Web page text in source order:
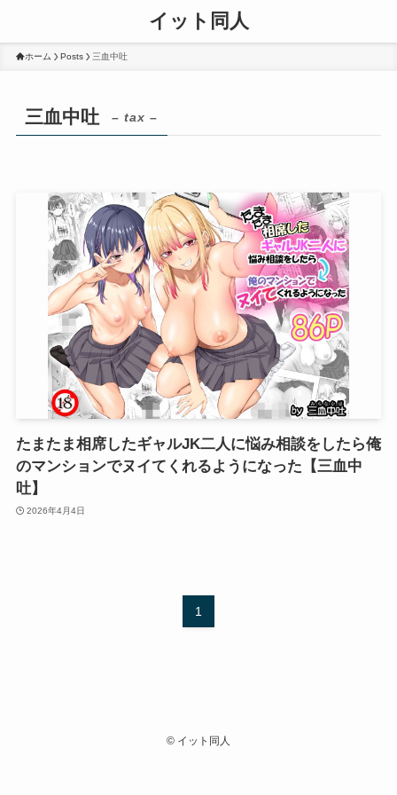
イット同人
ホーム Posts 三血中吐
三血中吐 – tax –
たまたま相席したギャルJK二人に悩み相談をしたら俺
のマンションでヌイてくれるようになった【三血中
吐】
2026年4月4日
1
© イット同人